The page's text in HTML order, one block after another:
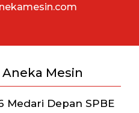
Mesin
Medari Depan SPBE